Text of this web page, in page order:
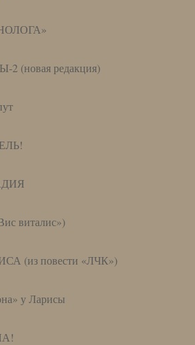
(новая редакция)
виталис»)
(из повести «ЛЧК»)
у Ларисы